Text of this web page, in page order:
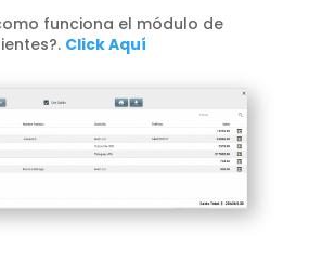
funciona el módulo de
Click Aquí